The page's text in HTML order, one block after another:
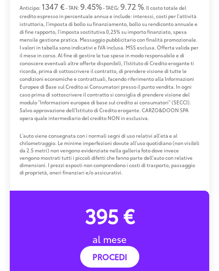
Anticipo: 1347 €- TAN: 9.45%- TAEG: 9.72 %. Il costo totale del
credito espresso in percentuale annua e include: interessi, costi per l'attività
istruttoria, l'imposta di bollo su finanziamento, bollo su rendiconto annuale e
di fine rapporto, l'imposta sostitutiva 0,25% su importo finanziato, spesa
mensile gestione pratica. Messaggio pubblicitario con finalità promozionale.
I valori in tabella sono indicativi e IVA inclusa. MSS esclusa. Offerta valida per
il mese in corso. Al fine di gestire le tue spese in modo responsabile e di
conoscere eventuali altre offerte disponibili, l'Istituto di Credito erogante ti
ricorda, prima di sottoscrivere il contratto, di prendere visione di tutte le
condizioni economiche e contrattuali, facendo riferimento alla Informazioni
Europee di Base sul Credito ai Consumatori presso il punto vendita. In ogni
caso prima di sottoscrivere il contratto si consiglia di prendere visione del
modulo "Informazioni europee di base sul credito ai consumatori" (SECCI).
Salvo approvazione dell'Istituto di Credito erogante. CARZO&DOON SPA
opera quale intermediario del credito NON in esclusiva.
L'auto viene consegnata con i normali segni di uso relativi all'età e al
chilometraggio. Le minime imperfezioni dovute all'uso quotidiano (non visibili
da 2.5 metri) non vengono evidenziate nella galleria foto dove invece
vengono mostrati tutti i piccoli difetti che fanno parte dell'auto con relative
dimensioni. I prezzi esposti non comprendono i costi di trasporto, passaggio
di proprietà, oneri finanziari e/o assicurativi.
395 €
al mese
PROCEDI